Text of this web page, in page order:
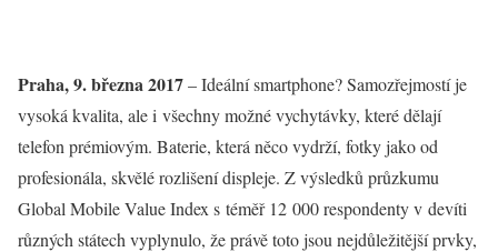
Praha, 9. března 2017– Ideální smartphone? Samozřejmostí je
vysoká kvalita, ale i všechny možné vychytávky, které dělají
telefon prémiovým. Baterie, která něco vydrží, fotky jako od
profesionála, skvělé rozlišení displeje. Z výsledků průzkumu
Global Mobile Value Index s téměř 12 000 respondenty v devíti
různých státech vyplynulo, že právě toto jsou nejdůležitější prvky,